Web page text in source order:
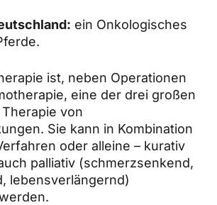
ein Onkologisches
ist, neben Operationen
eine der drei großen
von
Sie kann in Kombination
oder alleine – kurativ
palliativ (schmerzsenkend,
lebensverlängernd)